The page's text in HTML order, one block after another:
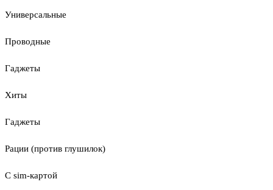
Универсальные
Проводные
Гаджеты
Хиты
Гаджеты
Рации (против глушилок)
С sim-картой